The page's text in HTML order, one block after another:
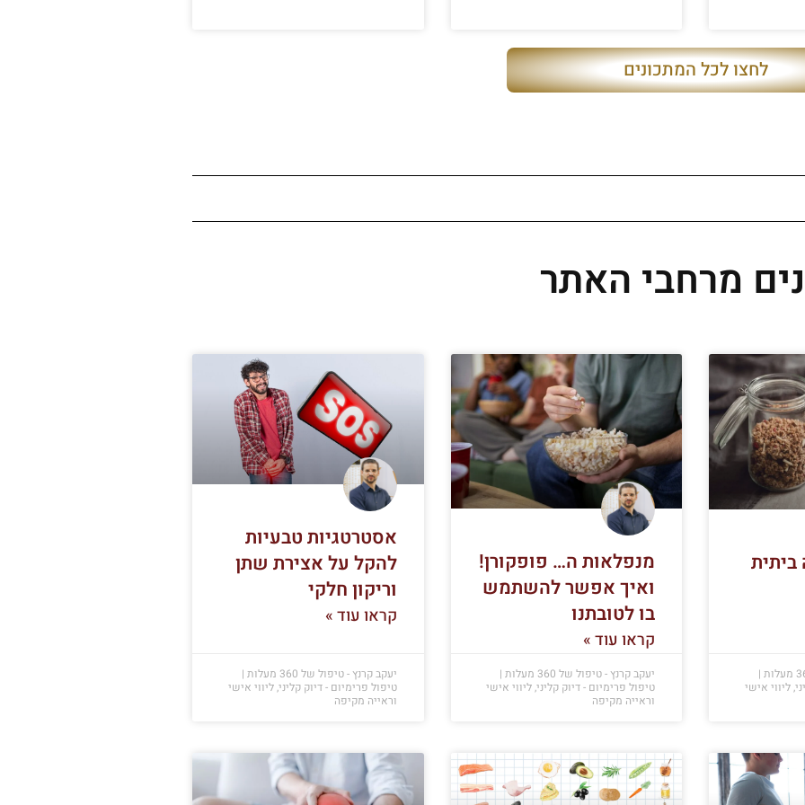
לחצו לכל המתכונים
מרחבי האתר
ביתית
יעקב קרנץ - טיפול של 360 מעלות |
ליווי אישי
מנפלאות ה… פופקורן!
ואיך אפשר להשתמש
בו לטובתנו
קראו עוד »
יעקב קרנץ - טיפול של 360 מעלות |
טיפול פרימיום - דיוק קליני, ליווי אישי
וראייה מקיפה
אסטרטגיות טבעיות
להקל על אצירת שתן
וריקון חלקי
קראו עוד »
יעקב קרנץ - טיפול של 360 מעלות |
טיפול פרימיום - דיוק קליני, ליווי אישי
וראייה מקיפה